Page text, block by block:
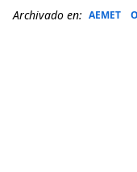
Archivado en: AEMET